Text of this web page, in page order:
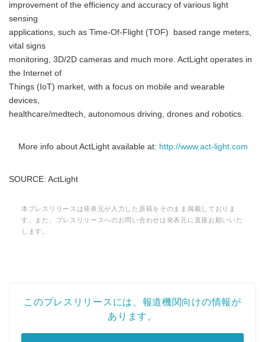
improvement of the efficiency and accuracy of various light
sensing
applications, such as Time-Of-Flight (TOF) based range meters,
vital signs
monitoring, 3D/2D cameras and much more. ActLight operates in
the Internet of
Things (IoT) market, with a focus on mobile and wearable
devices,
healthcare/medtech, autonomous driving, drones and robotics.
More info about ActLight available at: http://www.act-light.com
SOURCE: ActLight
本プレスリリースは発表元が入力した原稿をそのまま掲載しておりま
す。また、プレスリリースへのお問い合わせは発表元に直接お願いいた
します。
このプレスリリースには、報道機関向けの情報が
あります。